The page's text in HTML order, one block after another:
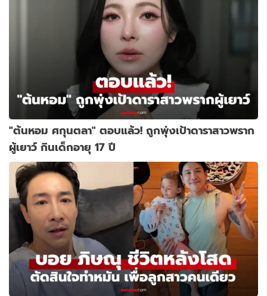
"ต้นหอม ศกุนตลา" ตอบแล้ว! ถูกพุ่งเป้าดาราสาวพราก
ผู้เยาว์ กินเด็กอายุ 17 ปี